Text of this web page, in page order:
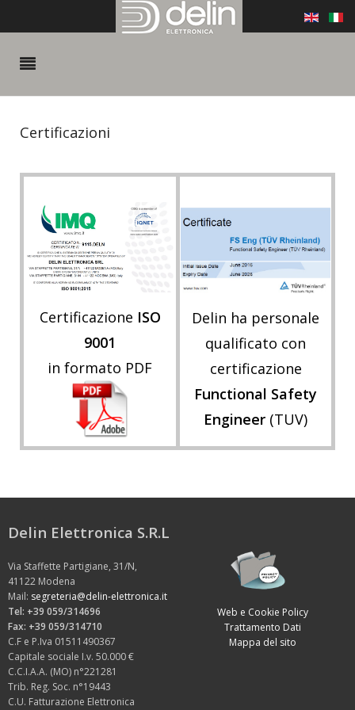
Certificazioni
Certificazione ISO
9001
in formato PDF
Delin ha personale
qualificato con
certificazione
Functional Safety
Engineer (TUV)
Delin Elettronica S.R.L
Via Staffette Partigiane, 31/N,
41122 Modena
Mail: segreteria@delin-elettronica.it
Tel: +39 059/314696
Fax: +39 059/314710
C.F e P.Iva 01511490367
Capitale sociale I.v. 50.000 €
C.C.I.A.A. (MO) n°221281
Trib. Reg. Soc. n°19443
C.U. Fatturazione Elettronica
Web e Cookie Policy
Trattamento Dati
Mappa del sito